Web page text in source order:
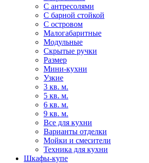
С антресолями
С барной стойкой
С островом
Малогабаритные
Модульные
Скрытые ручки
Размер
Мини-кухни
Узкие
3 кв. м.
5 кв. м.
6 кв. м.
9 кв. м.
Все для кухни
Варианты отделки
Мойки и смесители
Техника для кухни
Шкафы-купе